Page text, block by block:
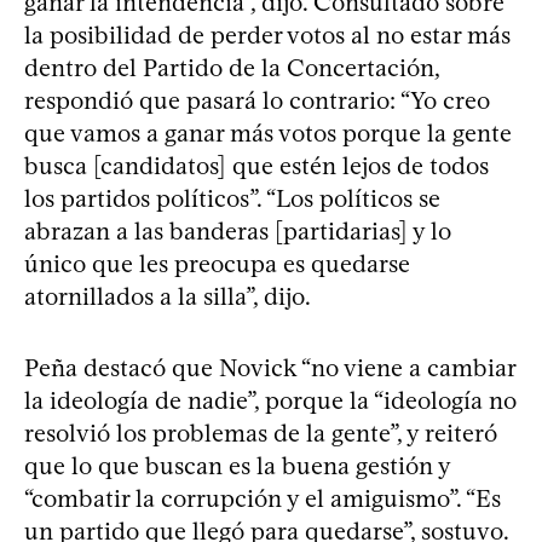
la posibilidad de perder votos al no estar más
dentro del Partido de la Concertación,
respondió que pasará lo contrario: “Yo creo
que vamos a ganar más votos porque la gente
busca [candidatos] que estén lejos de todos
los partidos políticos”. “Los políticos se
abrazan a las banderas [partidarias] y lo
único que les preocupa es quedarse
atornillados a la silla”, dijo.
Peña destacó que Novick “no viene a cambiar
la ideología de nadie”, porque la “ideología no
resolvió los problemas de la gente”, y reiteró
que lo que buscan es la buena gestión y
“combatir la corrupción y el amiguismo”. “Es
un partido que llegó para quedarse”, sostuvo.